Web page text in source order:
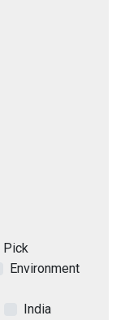
Pick
Environment
India